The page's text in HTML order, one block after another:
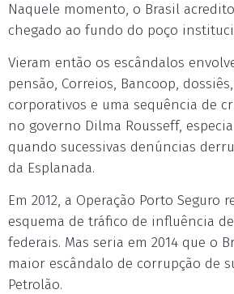
Naquele momento, o Brasil
chegado ao fundo do poço
Vieram então os escândalos
pensão, Correios, Bancoop,
corporativos e uma sequência de
no governo Dilma Rousseff,
quando sucessivas denúncias
da Esplanada.
Em 2012, a Operação Porto Seguro
esquema de tráfico de influência
federais. Mas seria em 2014 que o
maior escândalo de corrupção de
Petrolão.